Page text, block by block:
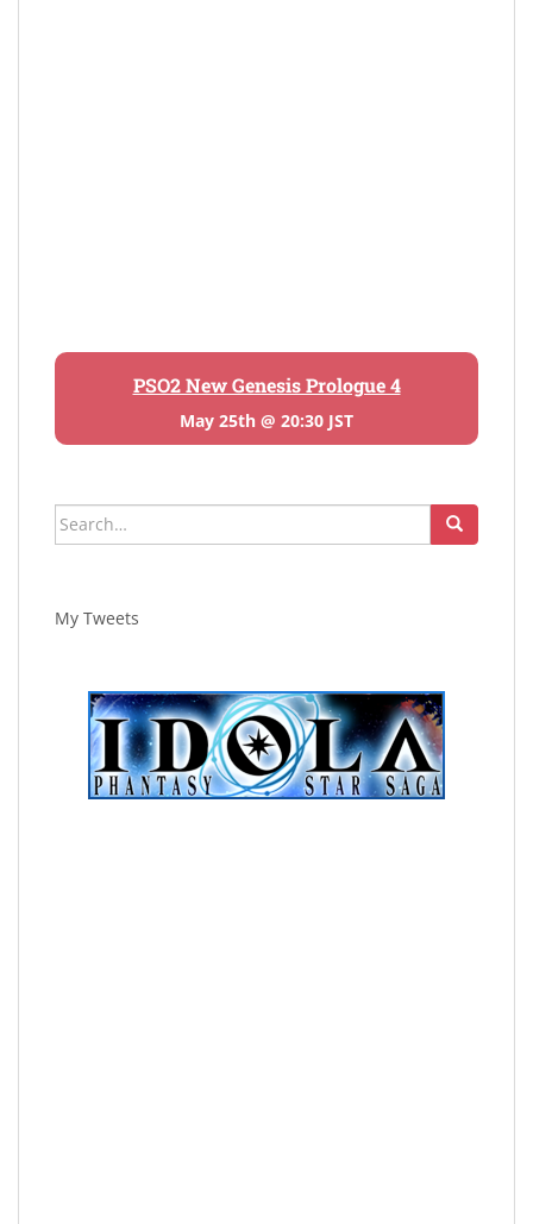
PSO2 New Genesis Prologue 4
May 25th @ 20:30 JST
Search
for:
My Tweets